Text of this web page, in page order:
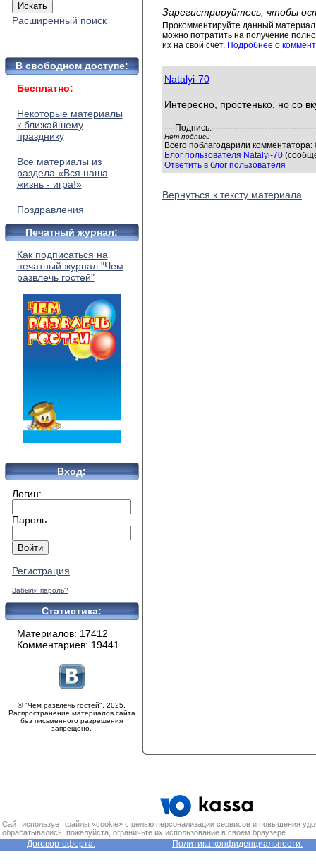
Расширенный поиск
В свободном доступе:
Бесплатно:
Некоторые материалы
к ближайшему
празднику
Все материалы из
раздела «Вся наша
жизнь - игра!»
Поздравления
Печатный журнал:
Как подписаться на
печатный журнал "Чем
развлечь гостей"
Вход:
Логин:
Пароль:
Регистрация
Забыли пароль?
Статистика:
Материалов: 17412
Комментариев: 19441
© "Чем развлечь гостей", 2025.
Распространение материалов сайта
без письменного разрешения
запрещено.
Зарегистрируйтесь, чтобы
Прокомментируйте данный
можно потратить на получение
их на свой счет. Подробнее о
Natalyi-70
Интересно, простенько, но со
--- Подпись:
Нет подписи
Всего поблагодарили
Блог пользователя Natalyi-70
Ответить в блог пользователя
Вернуться к тексту материала
Сайт использует файлы «cookie» с целью персонализации сервисов и повышения
обрабатывались, пожалуйста, ограничьте их использование в своём браузере.
Договор-оферта. Политика конфиденциальности.